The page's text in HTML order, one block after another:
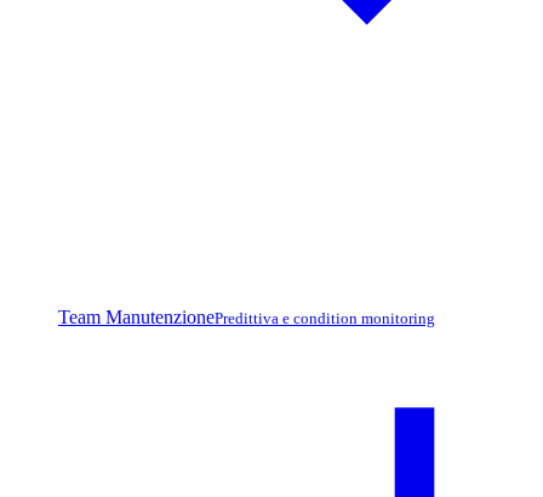
Team ManutenzionePredittiva e condition monitoring